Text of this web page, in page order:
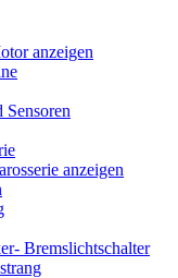
anzeigen
Sensoren
anzeigen
Bremslichtschalter